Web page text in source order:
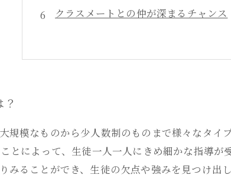
クラスメートとの仲が深まるチャンス
規模なものから少人数制のものまで様々なタ
とによって、生徒一人一人にきめ細かな指導
みることができ、生徒の欠点や強みを見つけ出